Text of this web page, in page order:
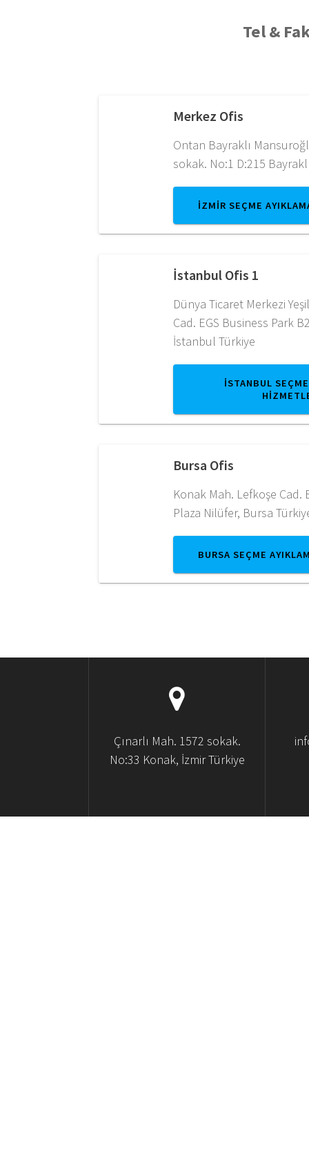
Tel &
Merkez Ofis
Ontan Bayraklı
sokak. No:1 D:215
İZMİR SEÇME
İstanbul Ofis 1
Dünya Ticaret Merkezi
Cad. EGS Business Park
İstanbul Türkiye
İSTANBUL
Bursa Ofis
Konak Mah. Lefkoşe Cad.
Plaza Nilüfer, Bursa
BURSA SEÇME
Çınarlı Mah. 1572 sokak.
No:33 Konak, İzmir Türkiye